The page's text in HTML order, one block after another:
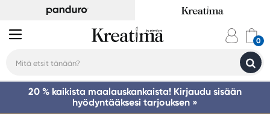
20 % kaikista maalauskankaista! Kirjaudu sisään
hyödyntääksesi tarjouksen »